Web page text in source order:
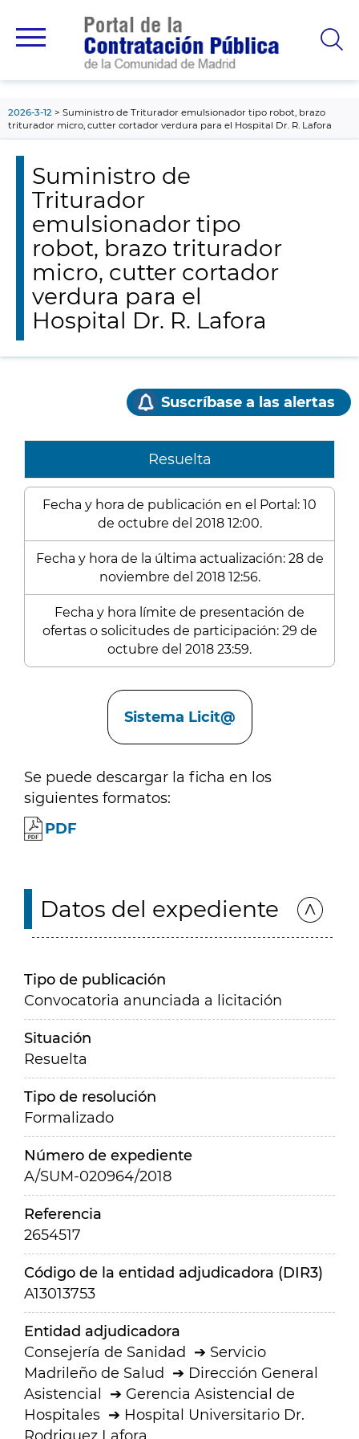
principal
2026-3-12
Suministro de Triturador emulsionador tipo robot, brazo
triturador micro, cutter cortador verdura para el Hospital Dr. R. Lafora
Suministro de
Triturador
emulsionador tipo
robot, brazo triturador
micro, cutter cortador
verdura para el
Hospital Dr. R. Lafora
Suscríbase a las alertas
Resuelta
Fecha y hora de publicación en el Portal: 10
de octubre del 2018 12:00.
Fecha y hora de la última actualización: 28 de
noviembre del 2018 12:56.
Fecha y hora límite de presentación de
ofertas o solicitudes de participación: 29 de
octubre del 2018 23:59.
Sistema Licit@
Se puede descargar la ficha en los
siguientes formatos:
PDF
Datos del expediente
Tipo de publicación
Convocatoria anunciada a licitación
Situación
Resuelta
Tipo de resolución
Formalizado
Número de expediente
A/SUM-020964/2018
Referencia
2654517
Código de la entidad adjudicadora (DIR3)
A13013753
Entidad adjudicadora
Consejería de Sanidad
Servicio
Madrileño de Salud
Dirección General
Asistencial
Gerencia Asistencial de
Hospitales
Hospital Universitario Dr.